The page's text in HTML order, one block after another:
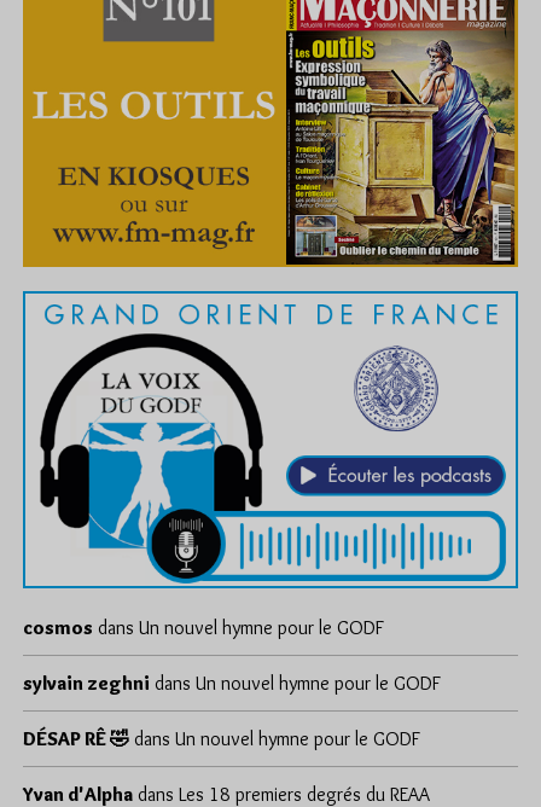
cosmos dans Un nouvel hymne pour le GODF
sylvain zeghni dans Un nouvel hymne pour le GODF
DÉSAP RÊ 🤣 dans Un nouvel hymne pour le GODF
Yvan d'Alpha dans Les 18 premiers degrés du REAA